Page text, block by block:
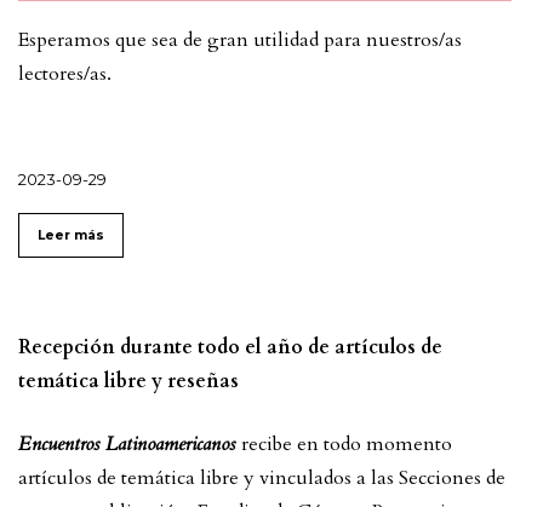
Esperamos que sea de gran utilidad para nuestros/as
lectores/as.
2023-09-29
Leer más
Recepción durante todo el año de artículos de
temática libre y reseñas
Encuentros Latinoamericanosrecibe en todo momento
artículos de temática libre y vinculados a las Secciones de